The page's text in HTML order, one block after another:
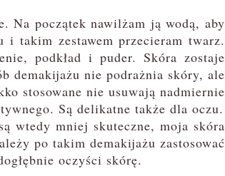
Na początek nawilżam ją wodą, aby
i takim zestawem przecieram twarz.
podkład i puder. Skóra zostaje
demakijażu nie podrażnia skóry, ale
stosowane nie usuwają nadmiernie
Są delikatne także dla oczu.
wtedy mniej skuteczne, moja skóra
po takim demakijażu zastosować
oczyści skórę.